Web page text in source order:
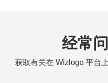
经常
获取有关在 Wizlogo 平台